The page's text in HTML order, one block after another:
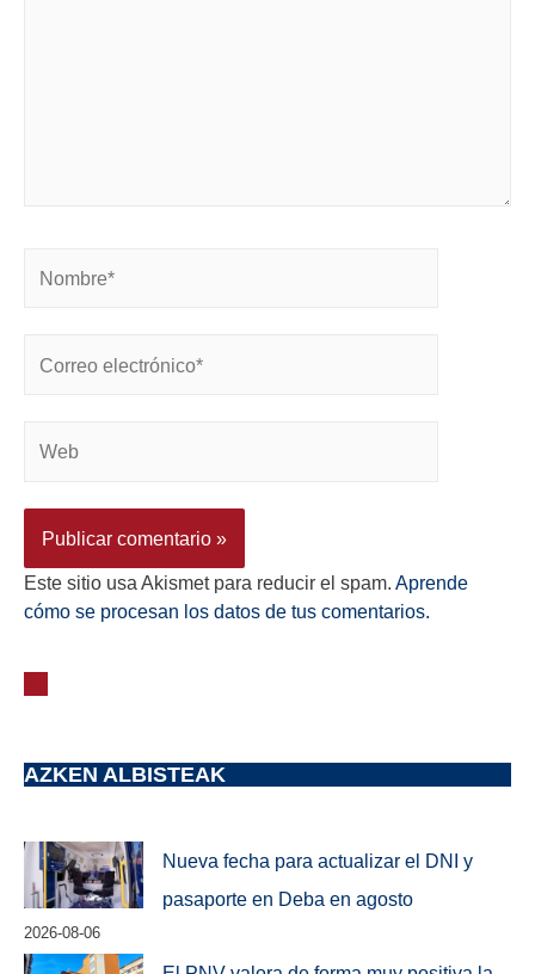
Este sitio usa Akismet para reducir el spam. Aprende
cómo se procesan los datos de tus comentarios.
AZKEN ALBISTEAK
Nueva fecha para actualizar el DNI y
pasaporte en Deba en agosto
2026-08-06